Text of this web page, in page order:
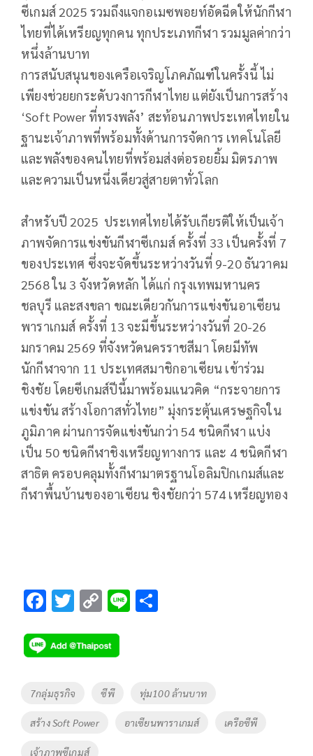
ซีเกมส์ 2025 รวมถึงแจกอเมซพอยท์อัดฉีดให้นักกีฬา
ไทยที่ได้เหรียญทุกคน ทุกประเภทกีฬา รวมมูลค่ากว่า
หนึ่งล้านบาท
การสนับสนุนของเครือเจริญโภคภัณฑ์ในครั้งนี้ ไม่
เพียงช่วยยกระดับวงการกีฬาไทย แต่ยังเป็นการสร้าง
‘Soft Power ที่ทรงพลัง’ สะท้อนภาพประเทศไทยใน
ฐานะเจ้าภาพที่พร้อมทั้งด้านการจัดการ เทคโนโลยี
และพลังของคนไทยที่พร้อมส่งต่อรอยยิ้ม มิตรภาพ
และความเป็นหนึ่งเดียวสู่สายตาทั่วโลก
สำหรับปี 2025 ประเทศไทยได้รับเกียรติให้เป็นเจ้า
ภาพจัดการแข่งขันกีฬาซีเกมส์ ครั้งที่ 33 เป็นครั้งที่ 7
ของประเทศ ซึ่งจะจัดขึ้นระหว่างวันที่ 9-20 ธันวาคม
2568 ใน 3 จังหวัดหลัก ได้แก่ กรุงเทพมหานคร
ชลบุรี และสงขลา ขณะเดียวกันการแข่งขันอาเซียน
พาราเกมส์ ครั้งที่ 13 จะมีขึ้นระหว่างวันที่ 20-26
มกราคม 2569 ที่จังหวัดนครราชสีมา โดยมีทัพ
นักกีฬาจาก 11 ประเทศสมาชิกอาเซียน เข้าร่วม
ชิงชัย โดยซีเกมส์ปีนี้มาพร้อมแนวคิด “กระจายการ
แข่งขัน สร้างโอกาสทั่วไทย” มุ่งกระตุ้นเศรษฐกิจใน
ภูมิภาค ผ่านการจัดแข่งขันกว่า 54 ชนิดกีฬา แบ่ง
เป็น 50 ชนิดกีฬาชิงเหรียญทางการ และ 4 ชนิดกีฬา
สาธิต ครอบคลุมทั้งกีฬามาตรฐานโอลิมปิกเกมส์และ
กีฬาพื้นบ้านของอาเซียน ชิงชัยกว่า 574 เหรียญทอง
F
e
b
o
o
k
T
tt
er
C
p
y
Li
Li
Tags
7กลุ่มธุรกิจ ซีพี ทุ่ม100 ล้านบาท
สร้าง Soft Power อาเซียนพาราเกมส์ เครือซีพี
เจ้าภาพซีเกมส์